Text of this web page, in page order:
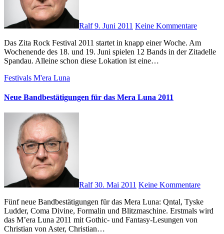
Ralf9. Juni 2011 Keine Kommentare
Das Zita Rock Festival 2011 startet in knapp einer Woche. Am
Wochenende des 18. und 19. Juni spielen 12 Bands in der Zitadelle
Spandau. Alleine schon diese Lokation ist eine…
Festivals M'era Luna
Neue Bandbestätigungen für das Mera Luna 2011
Ralf30. Mai 2011 Keine Kommentare
Fünf neue Bandbestätigungen für das Mera Luna: Qntal, Tyske
Ludder, Coma Divine, Formalin und Blitzmaschine. Erstmals wird
das M’era Luna 2011 mit Gothic- und Fantasy-Lesungen von
Christian von Aster, Christian…